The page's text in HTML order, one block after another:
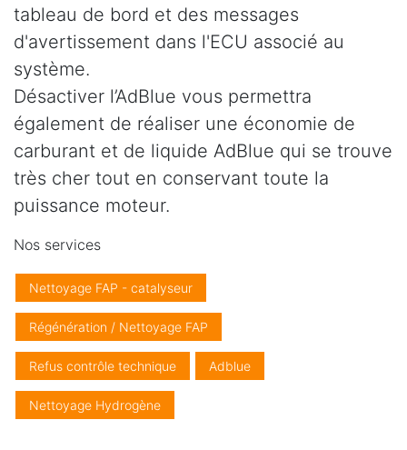
tableau de bord et des messages
d'avertissement dans l'ECU associé au
système.
Désactiver l’AdBlue vous permettra
également de réaliser une économie de
carburant et de liquide AdBlue qui se trouve
très cher tout en conservant toute la
puissance moteur.
Nos services
Nettoyage FAP - catalyseur
Régénération / Nettoyage FAP
Refus contrôle technique Adblue
Nettoyage Hydrogène